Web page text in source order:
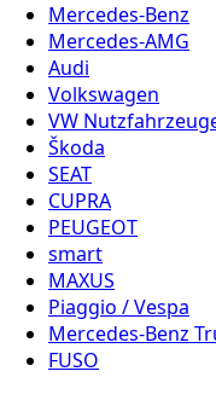
Mercedes-Benz
Mercedes-AMG
Audi
Volkswagen
VW
Škoda
SEAT
CUPRA
PEUGEOT
smart
MAXUS
Piaggio / Vespa
Mercedes-Benz
FUSO